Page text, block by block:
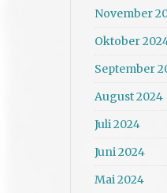
November
Oktober
September
August 2024
Juli 2024
Juni 2024
Mai 2024